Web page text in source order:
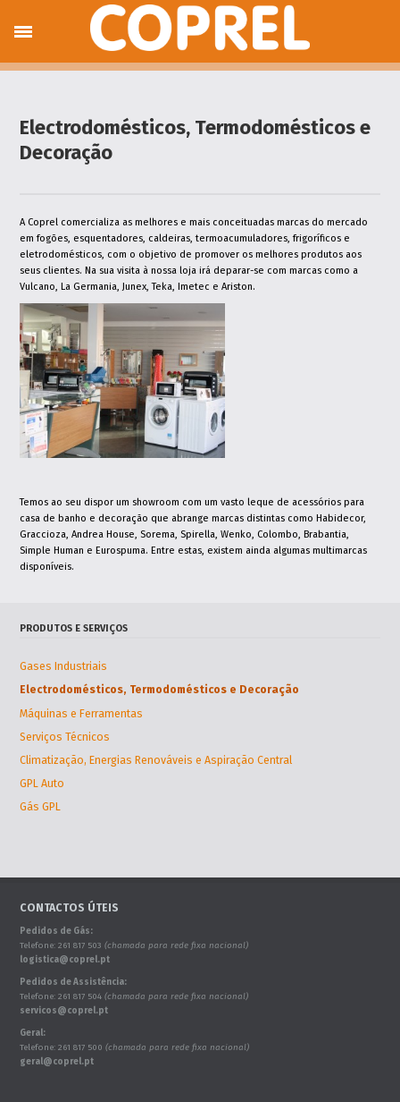
Electrodomésticos, Termodomésticos e
Decoração
A Coprel comercializa as melhores e mais conceituadas marcas do mercado
em fogões, esquentadores, caldeiras, termoacumuladores, frigoríficos e
eletrodomésticos, com o objetivo de promover os melhores produtos aos
seus clientes. Na sua visita à nossa loja irá deparar-se com marcas como a
Vulcano, La Germania, Junex, Teka, Imetec e Ariston.
Temos ao seu dispor um showroom com um vasto leque de acessórios para
casa de banho e decoração que abrange marcas distintas como Habidecor,
Graccioza, Andrea House, Sorema, Spirella, Wenko, Colombo, Brabantia,
Simple Human e Eurospuma. Entre estas, existem ainda algumas multimarcas
disponíveis.
PRODUTOS E SERVIÇOS
Gases Industriais
Electrodomésticos, Termodomésticos e Decoração
Máquinas e Ferramentas
Serviços Técnicos
Climatização, Energias Renováveis e Aspiração Central
GPL Auto
Gás GPL
CONTACTOS ÚTEIS
Pedidos de Gás:
Telefone: 261 817 503 (chamada para rede fixa nacional)
logistica@coprel.pt
Pedidos de Assistência:
Telefone: 261 817 504 (chamada para rede fixa nacional)
servicos@coprel.pt
Geral:
Telefone: 261 817 500 (chamada para rede fixa nacional)
geral@coprel.pt
Sobre nós
Produtos e Serviços
Gás GPL
Electrodomésticos,
Termodomésticos e Decoração
Serviços Técnicos
Climatização, Energias Renováveis e
Encomendas
Gás em garrafa
Hotspot
Hotspot Terrace
Hotspot Day & Night
Serviços Online
Envio de Contagens
Pedido de Assistência
Pedido Orçamento Solar Térmico
Pedido Orçamento Aspiração Central
Pedido Orçamento Ar Condicionado
Pedido Orçamento Aquecimento
Central
Contactos
Sede
Dept. máquinas e ferramentas
Dept. gás canalizado
Dept. logística
Dept. técnico
Erigaz, Lda.